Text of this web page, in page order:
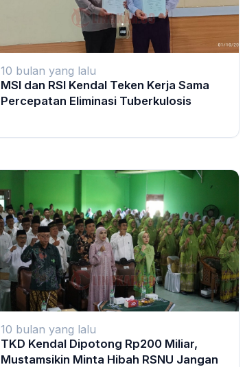
10 bulan yang lalu
MSI dan RSI Kendal Teken Kerja Sama
Percepatan Eliminasi Tuberkulosis
10 bulan yang lalu
TKD Kendal Dipotong Rp200 Miliar,
Mustamsikin Minta Hibah RSNU Jangan